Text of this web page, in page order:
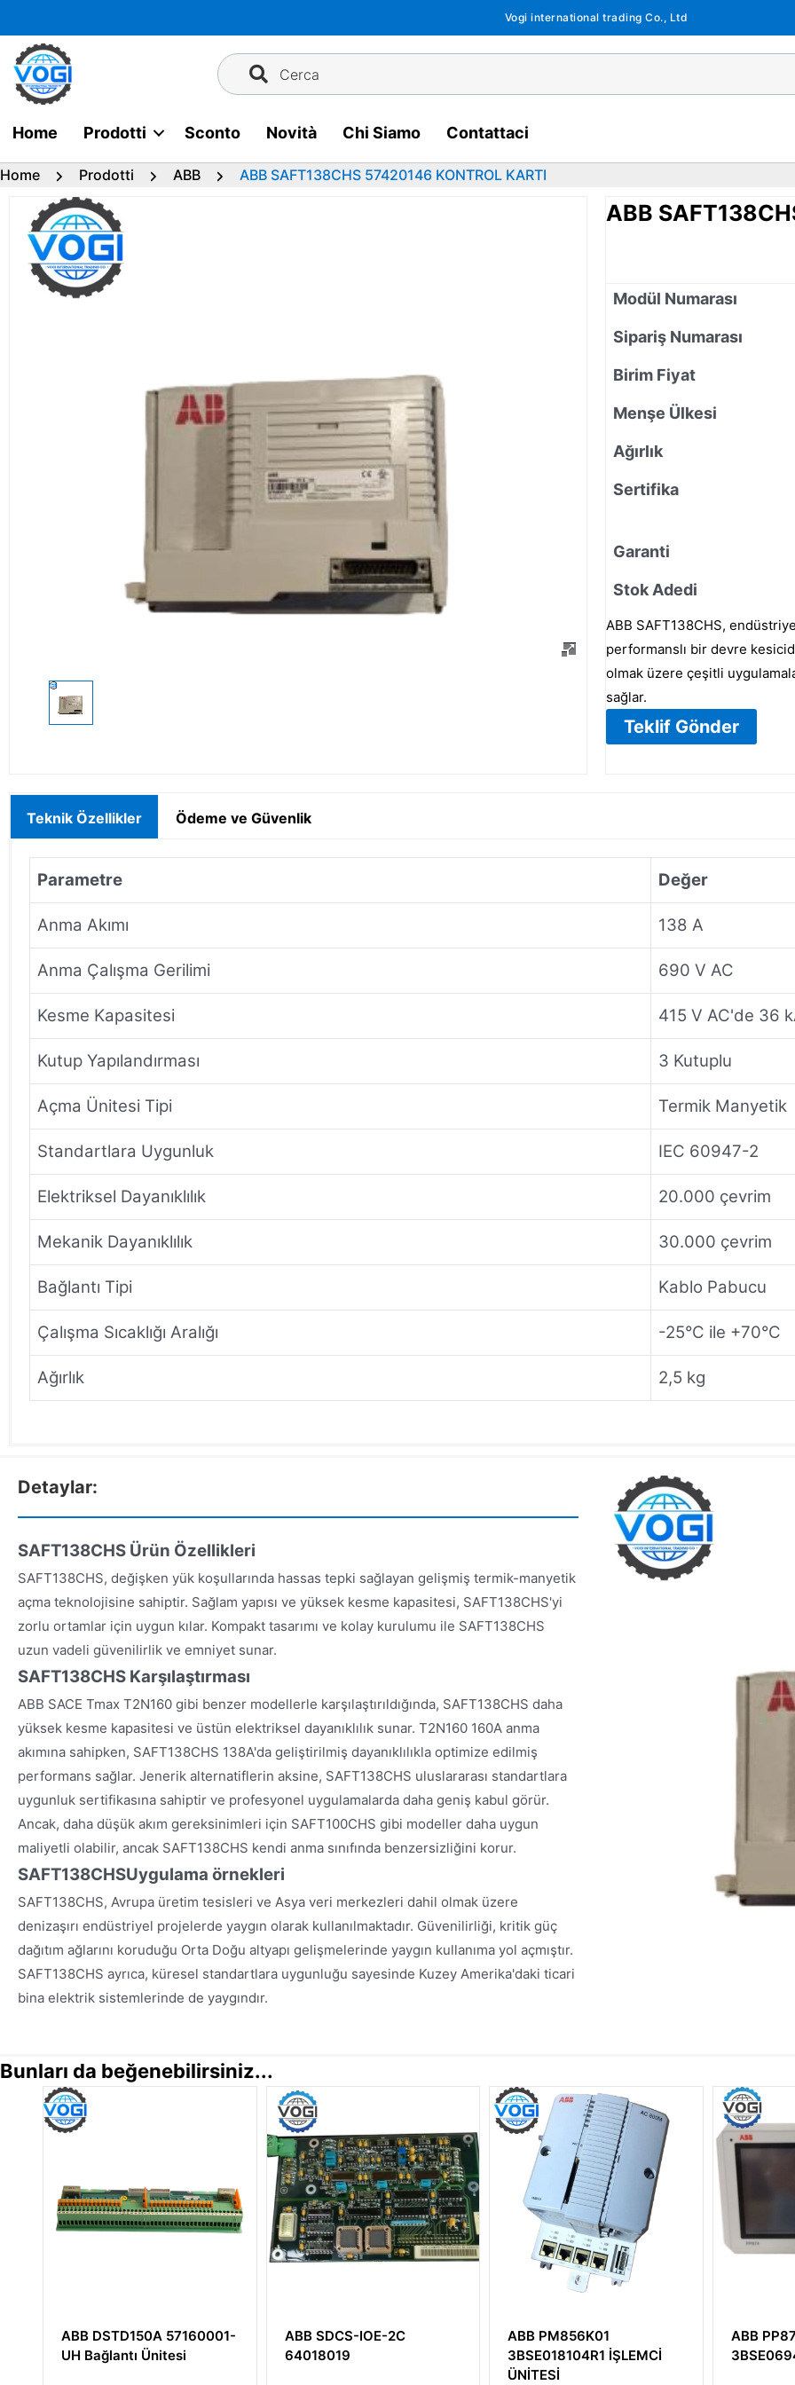
al
contenuto
Vogi international trading Co., Ltd
Cerca
Home Prodotti Sconto Novità Chi Siamo Contattaci
Home Prodotti ABB ABB SAFT138CHS 57420146 KONTROL KARTI
ABB
Modül Numarası
Sipariş Numarası
Birim Fiyat
Menşe Ülkesi
Ağırlık
Sertifika
Garanti
Stok Adedi
ABB SAFT138CHS,
performanslı bir devre
olmak üzere çeşitli
sağlar.
Teklif Gönder
Teknik Özellikler Ödeme ve Güvenlik
Parametre Değer
Anma Akımı 138 A
Anma Çalışma Gerilimi 690 V AC
Kesme Kapasitesi 415 V AC'de 36
Kutup Yapılandırması 3 Kutuplu
Açma Ünitesi Tipi Termik Manyetik
Standartlara Uygunluk IEC 60947-2
Elektriksel Dayanıklılık 20.000 çevrim
Mekanik Dayanıklılık 30.000 çevrim
Bağlantı Tipi Kablo Pabucu
Çalışma Sıcaklığı Aralığı -25°C ile +70°C
Ağırlık 2,5 kg
Detaylar:
SAFT138CHS Ürün Özellikleri
SAFT138CHS, değişken yük koşullarında hassas tepki sağlayan gelişmiş termik-manyetik
açma teknolojisine sahiptir. Sağlam yapısı ve yüksek kesme kapasitesi, SAFT138CHS'yi
zorlu ortamlar için uygun kılar. Kompakt tasarımı ve kolay kurulumu ile SAFT138CHS
uzun vadeli güvenilirlik ve emniyet sunar.
SAFT138CHS Karşılaştırması
ABB SACE Tmax T2N160 gibi benzer modellerle karşılaştırıldığında, SAFT138CHS daha
yüksek kesme kapasitesi ve üstün elektriksel dayanıklılık sunar. T2N160 160A anma
akımına sahipken, SAFT138CHS 138A'da geliştirilmiş dayanıklılıkla optimize edilmiş
performans sağlar. Jenerik alternatiflerin aksine, SAFT138CHS uluslararası standartlara
uygunluk sertifikasına sahiptir ve profesyonel uygulamalarda daha geniş kabul görür.
Ancak, daha düşük akım gereksinimleri için SAFT100CHS gibi modeller daha uygun
maliyetli olabilir, ancak SAFT138CHS kendi anma sınıfında benzersizliğini korur.
SAFT138CHSUygulama örnekleri
SAFT138CHS, Avrupa üretim tesisleri ve Asya veri merkezleri dahil olmak üzere
denizaşırı endüstriyel projelerde yaygın olarak kullanılmaktadır. Güvenilirliği, kritik güç
dağıtım ağlarını koruduğu Orta Doğu altyapı gelişmelerinde yaygın kullanıma yol açmıştır.
SAFT138CHS ayrıca, küresel standartlara uygunluğu sayesinde Kuzey Amerika'daki ticari
bina elektrik sistemlerinde de yaygındır.
Bunları da beğenebilirsiniz...
57160001-
Ünitesi
ABB SDCS-IOE-2C
64018019
ABB PM856K01
3BSE018104R1 İŞLEMCİ
3BSE069466-600